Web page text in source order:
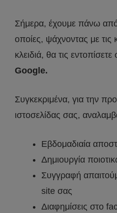
Σήμερα, έχουμε πάνω από
οποίες, ψάχνοντας με τις
κλειδιά, θα τις
Google.
Συγκεκριμένα, για την
ιστοσελίδας σας,
Εβδομαδιαία
Δημιουργία
Συγγραφή
site σας
Διαφημίσεις στο